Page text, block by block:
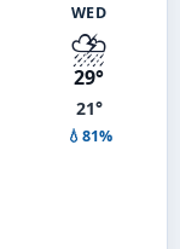
WED
⛈️
29°
21°
💧81%